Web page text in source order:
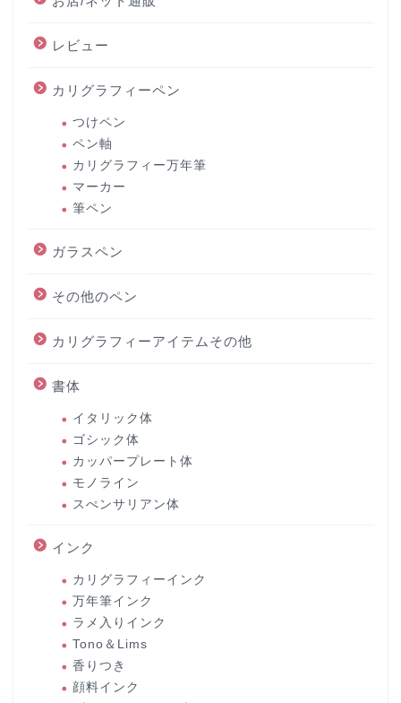
レビュー
カリグラフィーペン
つけペン
ペン軸
カリグラフィー万年筆
マーカー
筆ペン
ガラスペン
その他のペン
カリグラフィーアイテムその他
書体
イタリック体
ゴシック体
カッパープレート体
モノライン
スぺンサリアン体
インク
カリグラフィーインク
万年筆インク
ラメ入りインク
Tono＆Lims
香りつき
顔料インク